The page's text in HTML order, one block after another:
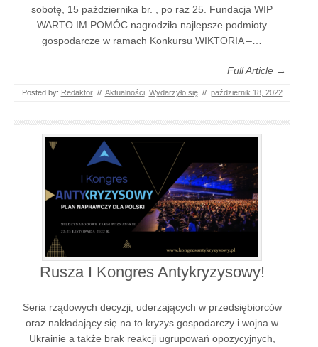
sobotę, 15 października br. , po raz 25. Fundacja WIP
WARTO IM POMÓC nagrodziła najlepsze podmioty
gospodarcze w ramach Konkursu WIKTORIA –…
Full Article →
Posted by: Redaktor // Aktualności, Wydarzyło się // październik 18, 2022
Rusza I Kongres Antykryzysowy!
Seria rządowych decyzji, uderzających w przedsiębiorców
oraz nakładający się na to kryzys gospodarczy i wojna w
Ukrainie a także brak reakcji ugrupowań opozycyjnych,